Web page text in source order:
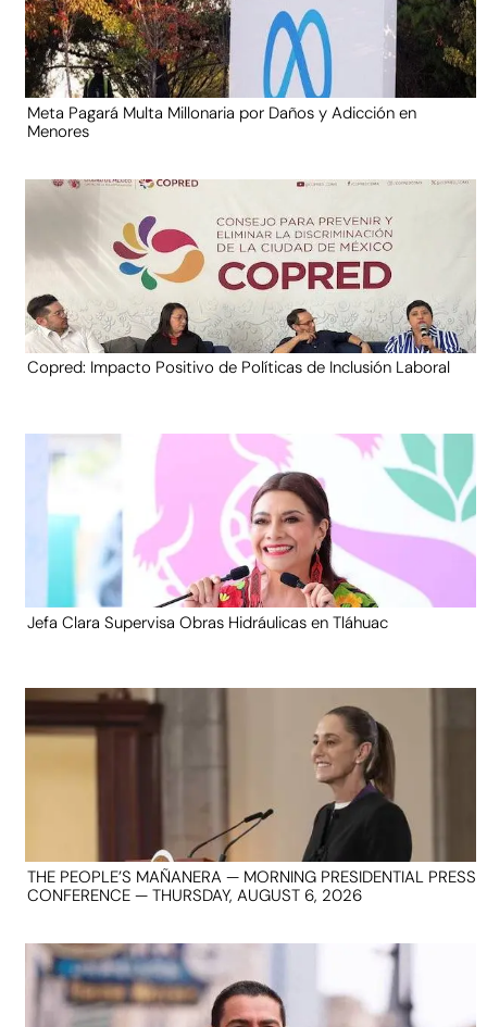
Meta Pagará Multa Millonaria por Daños y Adicción en
Menores
Copred: Impacto Positivo de Políticas de Inclusión Laboral
Jefa Clara Supervisa Obras Hidráulicas en Tláhuac
THE PEOPLE’S MAÑANERA — MORNING PRESIDENTIAL PRESS
CONFERENCE — THURSDAY, AUGUST 6, 2026